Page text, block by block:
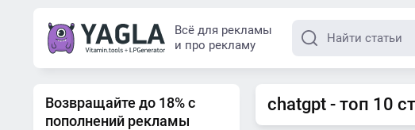
Всё для рекламы
и про рекламу
chatgpt - топ 10
Возвращайте до 18% с
пополнений рекламы